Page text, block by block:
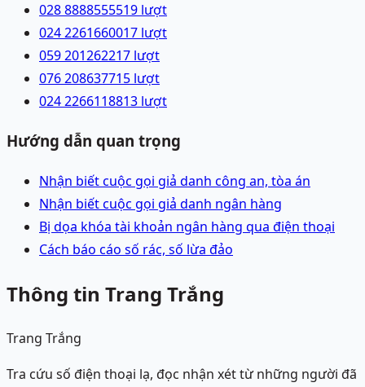
028 8888555519 lượt
024 2261660017 lượt
059 201262217 lượt
076 208637715 lượt
024 2266118813 lượt
Hướng dẫn quan trọng
Nhận biết cuộc gọi giả danh công an, tòa án
Nhận biết cuộc gọi giả danh ngân hàng
Bị dọa khóa tài khoản ngân hàng qua điện thoại
Cách báo cáo số rác, số lừa đảo
Thông tin Trang Trắng
Trang Trắng
Tra cứu số điện thoại lạ, đọc nhận xét từ những người đã